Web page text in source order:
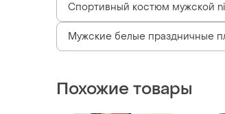
Спортивный костюм мужской
Мужские белые праздничные
Похожие товары